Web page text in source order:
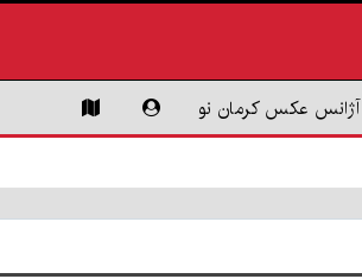
آژانس عکس کرمان نو